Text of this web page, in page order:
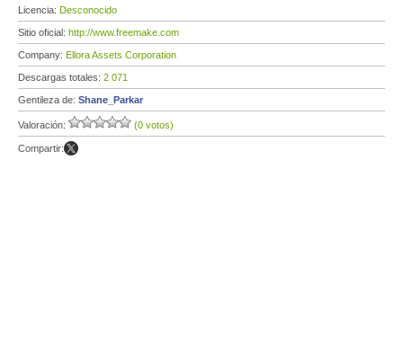
Licencia: Desconocido
Sitio oficial: http://www.freemake.com
Company: Ellora Assets Corporation
Descargas totales: 2 071
Gentileza de: Shane_Parkar
Valoración: (0 votos)
Compartir: